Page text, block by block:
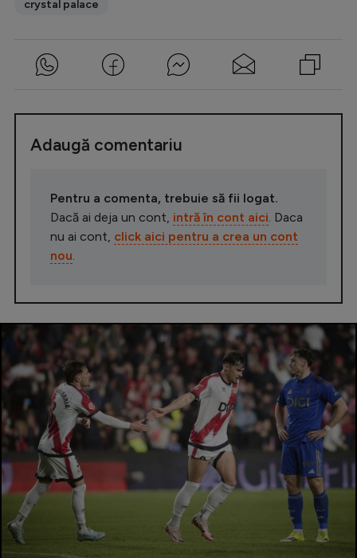
crystal palace
Adaugă comentariu
Pentru a comenta, trebuie să fii logat.
Dacă ai deja un cont, intră în cont aici . Daca
nu ai cont, click aici pentru a crea un cont
nou